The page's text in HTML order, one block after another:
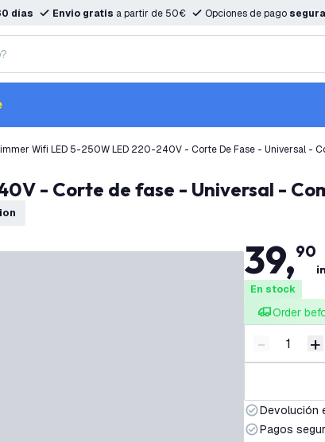
días Envio gratis a partir de 50€ Opciones de pago
Wifi LED 5-250W LED 220-240V - Corte De Fase - Universal -
- Corte de fase - Universal -
39,90
En stock
Order
Disminuir
- +
Devolución
Pagos